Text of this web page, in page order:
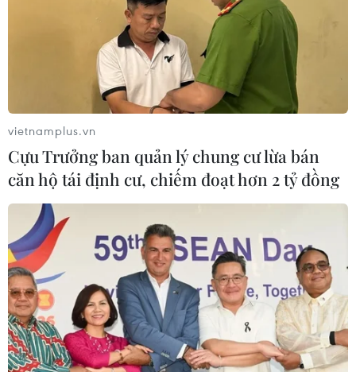
vietnamplus.vn
Cựu Trưởng ban quản lý chung cư lừa bán
căn hộ tái định cư, chiếm đoạt hơn 2 tỷ đồng